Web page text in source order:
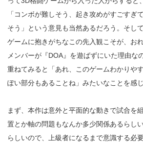
「コンボが難しそう、起き攻めがすごすぎ
そう」という意見も当然あるだろう。そし
ゲームに抱きがちなこの先入観こそが、お
メンバーが『DOA』を遊ばずにいた理由な
重ねてみると「あれ、このゲームわかりや
ぽい部分もあることね」みたいなことを感じ
まず、本作は意外と平面的な動きで試合を
置とか軸の問題もなんか多少関係あるらし
らしいので、上級者になるまで意識する必